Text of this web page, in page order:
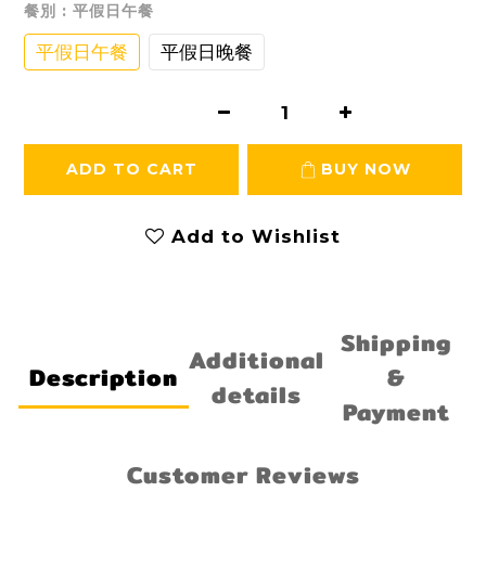
餐別 : 平假日午餐
平假日午餐 平假日晚餐
ADD TO CART BUY NOW
Add to Wishlist
Description Additional
details
Shipping
&
Payment
Customer Reviews